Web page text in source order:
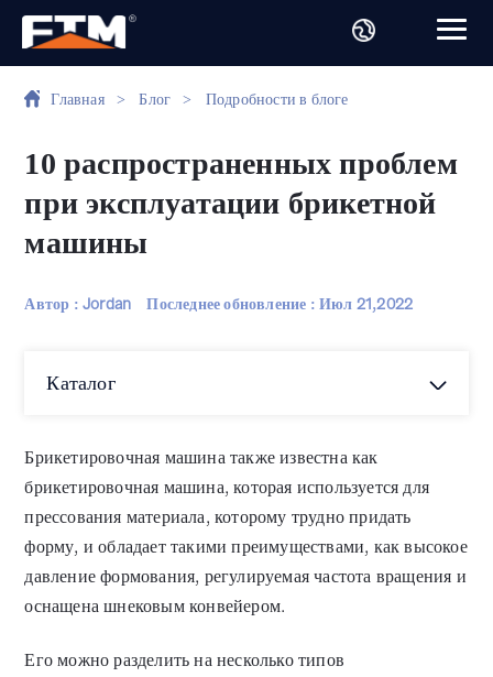
Главная > Блог > Подробности в блоге
10 распространенных проблем
при эксплуатации брикетной
машины
Автор : Jordan Последнее обновление :Июл 21,2022
Каталог
Брикетировочная машина также известна как
брикетировочная машина, которая используется для
прессования материала, которому трудно придать
форму, и обладает такими преимуществами, как высокое
давление формования, регулируемая частота вращения и
оснащена шнековым конвейером.
Его можно разделить на несколько типов